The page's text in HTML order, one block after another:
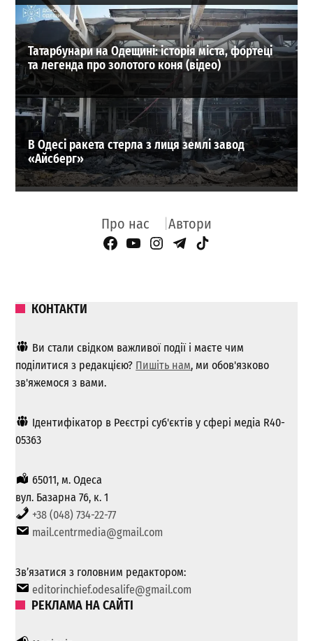
Татарбунари на Одещині: історія міста, фортеці
та легенда про золотого коня (відео)
В Одесі ракета стерла з лиця землі завод
«Айсберг»
Про нас Автори
Facebook Page
YouTube
Instagram
Telegram
TikTok
КОНТАКТИ
Ви стали свідком важливої ​​події і маєте чим
поділитися з редакцією? Пишіть нам, ми обов'язково
зв'яжемося з вами.
Ідентифікатор в Реєстрі суб'єктів у сфері медіа R40-
05363
65011, м. Одеса
вул. Базарна 76, к. 1
+38 (048) 734-22-77
mail.centrmedia@gmail.com
Зв’язатися з головним редактором:
editorinchief.odesalife@gmail.com
РЕКЛАМА НА САЙТІ